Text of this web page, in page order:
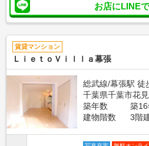
お店にLINE
賃貸マンション
ＬｉｅｔｏＶｉｌｌａ幕張
総武線/幕張駅 徒
千葉県千葉市花
築年数
築
建物階数
3階